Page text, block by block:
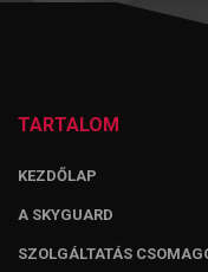
TARTALOM
KEZDŐLAP
A SKYGUARD
SZOLGÁLTATÁS